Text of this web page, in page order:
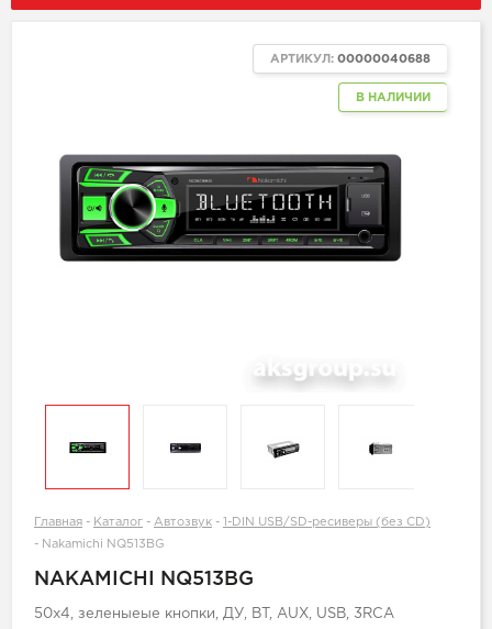
В НАЛИЧИИ
АРТИКУЛ: 00000040688
Главная - Каталог - Автозвук -
1-DIN USB/SD-ресиверы (без CD)
- Nakamichi NQ513BG
NAKAMICHI NQ513BG
50x4, зеленыеые кнопки, ДУ, BT, AUX, USB, 3RCA